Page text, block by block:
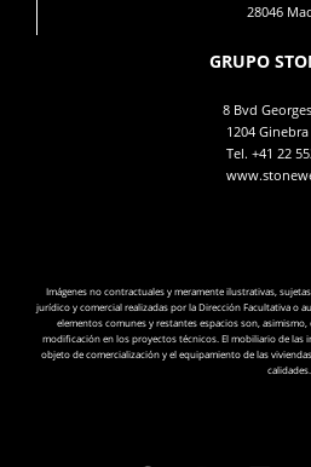
28046
GRUPO
8 Bvd
1204 Ginebra
Tel. +41 22
Imágenes no contractuales y meramente ilustrativas,
jurídico y comercial realizadas por la Dirección Facultativa o
elementos comunes y restantes espacios son,
modificación en los proyectos técnicos. El mobiliario de
objeto de comercialización y el equipamiento de las
calidades.